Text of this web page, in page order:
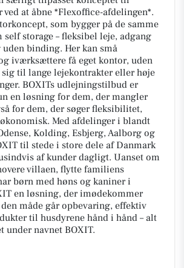
ved at åbne *Flexoffice-afdelingen*.
som bygger på de samme
storage – fleksibel leje, adgang
binding. Her kan små
iværksættere få eget kontor, uden
til lange lejekontrakter eller høje
BOXITs udlejningstilbud er
en løsning for dem, der mangler
for dem, der søger fleksibilitet,
Med afdelinger i blandt
Kolding, Esbjerg, Aalborg og
til stede i store dele af Danmark
af kunder dagligt. Uanset om
villaen, flytte familiens
børn med høns og kaniner i
en løsning, der imødekommer
måde går opbevaring, effektiv
til husdyrene hånd i hånd – alt
under navnet BOXIT.